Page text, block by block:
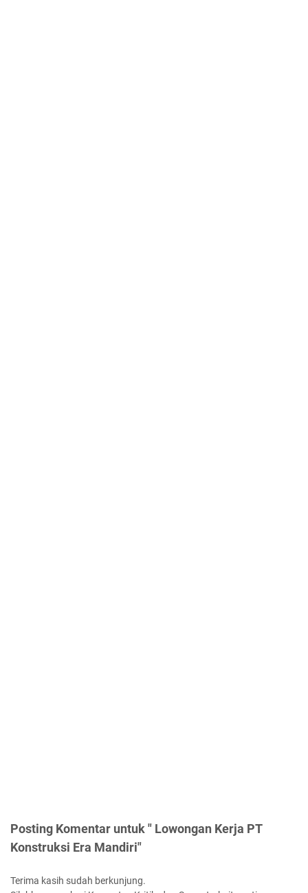
Posting Komentar untuk " Lowongan Kerja PT
Konstruksi Era Mandiri"
Terima kasih sudah berkunjung.